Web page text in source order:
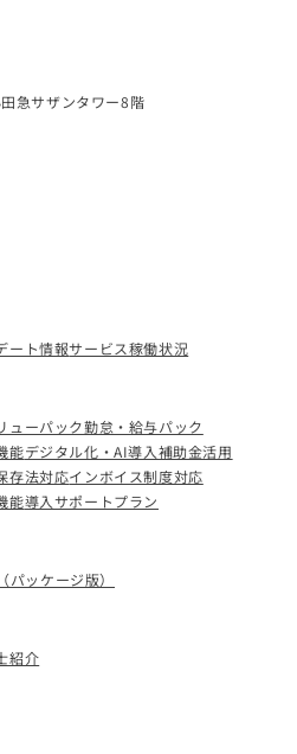
急サザンタワー8階
ート情報サービス稼働状況
ューパック勤怠・給与パック
能デジタル化・AI導入補助金活用
存法対応インボイス制度対応
能導入サポートプラン
ッケージ版）
紹介